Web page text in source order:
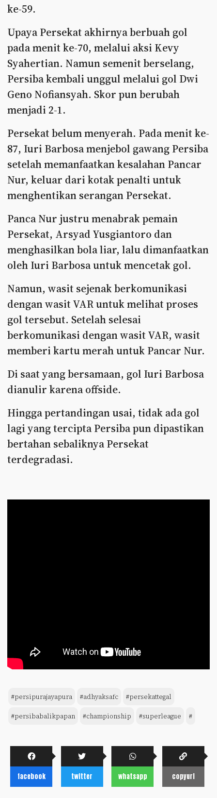
ke-59.
Upaya Persekat akhirnya berbuah gol
pada menit ke-70, melalui aksi Kevy
Syahertian. Namun semenit berselang,
Persiba kembali unggul melalui gol Dwi
Geno Nofiansyah. Skor pun berubah
menjadi 2-1.
Persekat belum menyerah. Pada menit ke-
87, Iuri Barbosa menjebol gawang Persiba
setelah memanfaatkan kesalahan Pancar
Nur, keluar dari kotak penalti untuk
menghentikan serangan Persekat.
Panca Nur justru menabrak pemain
Persekat, Arsyad Yusgiantoro dan
menghasilkan bola liar, lalu dimanfaatkan
oleh Iuri Barbosa untuk mencetak gol.
Namun, wasit sejenak berkomunikasi
dengan wasit VAR untuk melihat proses
gol tersebut. Setelah selesai
berkomunikasi dengan wasit VAR, wasit
memberi kartu merah untuk Pancar Nur.
Di saat yang bersamaan, gol Iuri Barbosa
dianulir karena offside.
Hingga pertandingan usai, tidak ada gol
lagi yang tercipta Persiba pun dipastikan
bertahan sebaliknya Persekat
terdegradasi.
#persipurajayapura #adhyaksafc #persekattegal
#persibabalikpapan #championship #superleague #
facebook twitter whatsapp copyurl